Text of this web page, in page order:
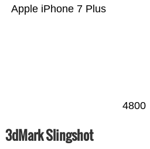
Apple iPhone 7 Plus
4800
3dMark Slingshot